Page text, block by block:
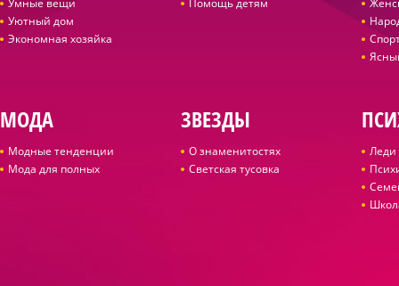
Умные вещи
Уютный дом
Экономная хозяйка
Помощь детям
МОДА
Модные тенденции
Мода для полных
ЗВЕЗДЫ
О знаменитостях
Светская тусовка
Леди